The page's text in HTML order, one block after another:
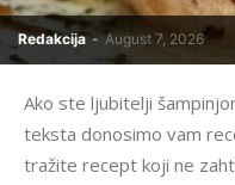
Redakcija - August 7, 2026
Ako ste ljubitelji
teksta donosimo vam
tražite recept koji ne